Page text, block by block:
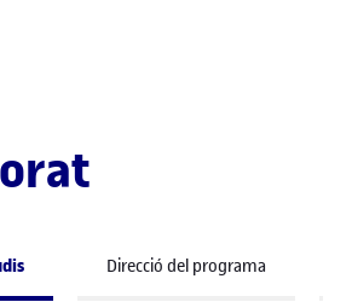
Direcció del programa